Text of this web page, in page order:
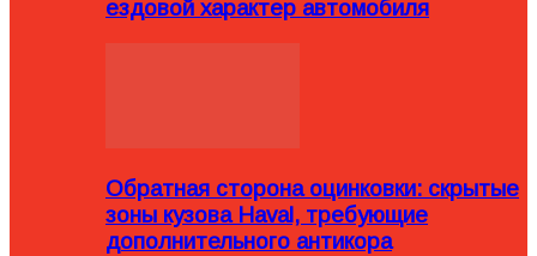
ездовой характер автомобиля
Обратная сторона оцинковки: скрытые
зоны кузова Haval, требующие
дополнительного антикора